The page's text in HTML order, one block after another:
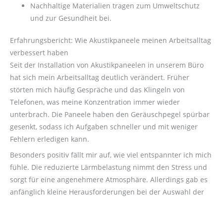
Nachhaltige Materialien tragen zum Umweltschutz
und zur Gesundheit bei.
Erfahrungsbericht: Wie Akustikpaneele meinen Arbeitsalltag
verbessert haben
Seit der Installation von Akustikpaneelen in unserem Büro
hat sich mein Arbeitsalltag deutlich verändert. Früher
störten mich häufig Gespräche und das Klingeln von
Telefonen, was meine Konzentration immer wieder
unterbrach. Die Paneele haben den Geräuschpegel spürbar
gesenkt, sodass ich Aufgaben schneller und mit weniger
Fehlern erledigen kann.
Besonders positiv fällt mir auf, wie viel entspannter ich mich
fühle. Die reduzierte Lärmbelastung nimmt den Stress und
sorgt für eine angenehmere Atmosphäre. Allerdings gab es
anfänglich kleine Herausforderungen bei der Auswahl der